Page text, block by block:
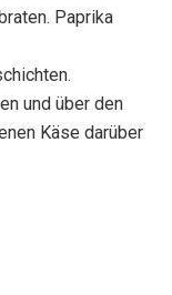
Paprika
und über den
Käse darüber